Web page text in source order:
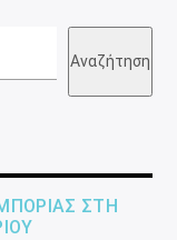
Αναζήτηση
ΣΤΗ